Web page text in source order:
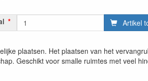
Artikel
plaatsen. Het plaatsen van het
Geschikt voor smalle ruimtes met veel